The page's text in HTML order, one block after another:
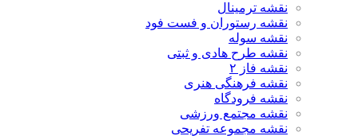
نقشه ترمینال
نقشه رستوران و فست فود
نقشه سوله
نقشه طرح هادی و ثبتی
نقشه فاز ۲
نقشه فرهنگی هنری
نقشه فرودگاه
نقشه مجتمع ورزشی
نقشه مجموعه تفریحی